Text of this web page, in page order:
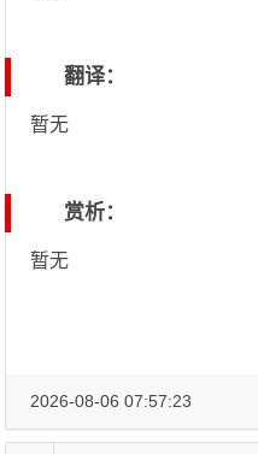
翻译：
暂无
赏析：
暂无
2026-08-06 07:57:23